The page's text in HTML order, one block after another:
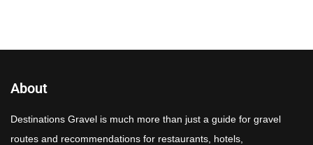
About
Destinations Gravel is much more than just a guide for gravel
routes and recommendations for restaurants, hotels,